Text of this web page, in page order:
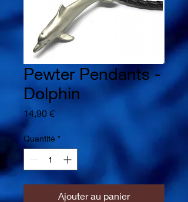
Pewter Pendants -
Dolphin
14,90 €Prix
Quantité *
Ajouter au panier